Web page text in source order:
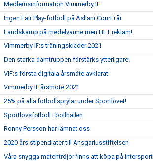
Medlemsinformation Vimmerby IF
Ingen Fair Play-fotboll på Asllani Court i år
Landskamp på medelvärme men HET reklam!
Vimmerby IF:s träningskläder 2021
Den starka damtruppen förstärks ytterligare!
VIF:s första digitala årsmöte avklarat
Vimmerby IF årsmöte 2021
25% på alla fotbollsprylar under Sportlovet!
Sportlovsfotboll i bollhallen
Ronny Persson har lämnat oss
2020 års stipendiater till Ansgariusstiftelsen
Våra snygga matchtröjor finns att köpa på Intersport